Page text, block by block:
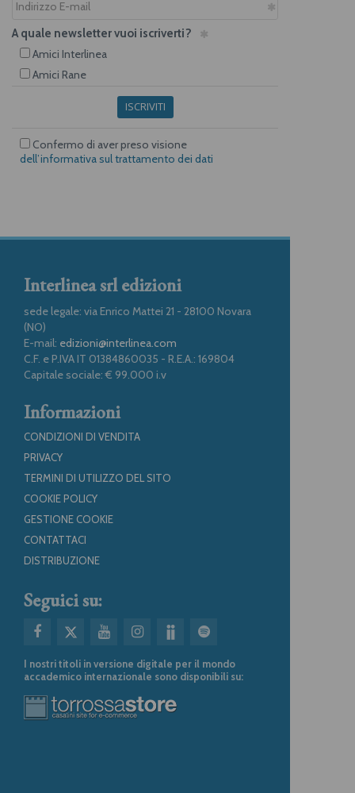
A quale newsletter vuoi iscriverti?
Amici Interlinea
Amici Rane
ISCRIVITI
Confermo di aver preso visione
dell’informativa sul trattamento dei dati
Interlinea srl edizioni
sede legale: via Enrico Mattei 21 - 28100 Novara
(NO)
E-mail: edizioni@interlinea.com
C.F. e P.IVA IT 01384860035 - R.E.A.: 169804
Capitale sociale: € 99.000 i.v
Informazioni
CONDIZIONI DI VENDITA
PRIVACY
TERMINI DI UTILIZZO DEL SITO
COOKIE POLICY
GESTIONE COOKIE
CONTATTACI
DISTRIBUZIONE
Seguici su:
I nostri titoli in versione digitale per il mondo
accademico internazionale sono disponibili su: